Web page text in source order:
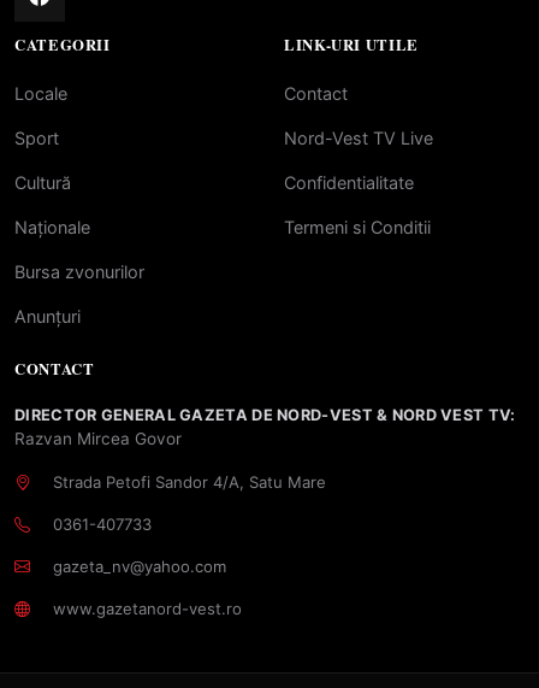
CATEGORII
Locale
Sport
Cultură
Naționale
Bursa zvonurilor
Anunțuri
LINK-URI UTILE
Contact
Nord-Vest TV Live
Confidentialitate
Termeni si Conditii
CONTACT
DIRECTOR GENERAL GAZETA DE NORD-VEST & NORD VEST TV:
Razvan Mircea Govor
Strada Petofi Sandor 4/A, Satu Mare
0361-407733
gazeta_nv@yahoo.com
www.gazetanord-vest.ro